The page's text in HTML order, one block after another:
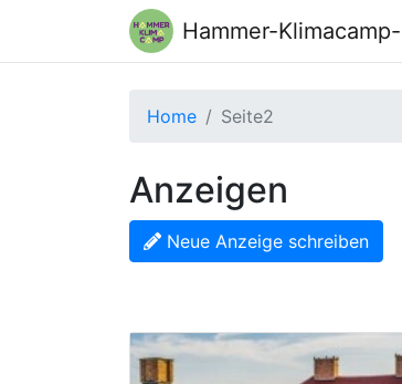
Hammer-
Home Seite2
Anzeigen
Neue Anzeige schreiben